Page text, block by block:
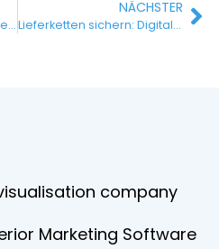
Zeitwende bei der Domotex: Neuausrichtung der Leitmesse für Teppiche und Bodenbeläge
NÄCHSTER
Lieferketten sichern: Digitale Lösungen sind der Schlüssel
Marketing Software